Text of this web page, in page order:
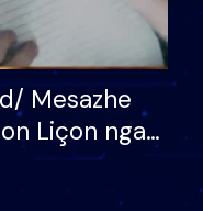
Mesazhe
Liçon nga
meritoj…